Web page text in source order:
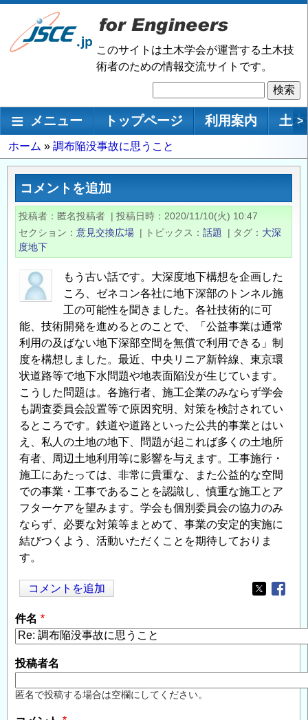
メ
ン
移
このサイトは土木学会が運営する土木技
術者のための情報交流サイトです。
索
メインナビゲーション
メニュー トップページ 利用案内 土 >
パ
ン
ず
ホーム 調布陥没事故に思うこと
コメントを追加
投稿者 匿名投稿者 | 投稿日時
2020/11/10(火) 10:47
セクション
意見交換広場 | トピックス 話題 | タグ
大深
度地下
もう古い話です。大深度地下構想を企画した
ころ、ゼネコン各社に地下深部のトンネル施
工の可能性を聞きました。各社技術的に可
能、技術開発を進めるとのことで、「公益事業は通常
利用の及ばない地下深部空間を無償で利用できる」制
度を構想しました。最近、中央リニア新幹線、東京環
状道路等で地下水問題や地表面陥没が生じています。
こうした問題は。各施行者、施工企業のみならず学会
も調査委員会設置等で原因究明、対策を検討されてい
るところです。鉄道や道路といった公共的事業とはい
え、私人の土地の地下、問題が起これば多くの土地所
有者、周辺土地利用等に影響を与えます。工事施行・
施工にあたっては、非常に貴重な、また公益的な空間
での事業・工事であることを認識し、慎重な施工とア
フターケアを望みます。学会も個別委員会の協力のみ
ならず、必要な対策等まとめて、事業の安定的実施に
結びつくよう、活動いただくことを期待しておりま
す。
コメントを追加
Opens in
件名
投稿者名
匿名で投稿する場合は空欄にしてください。